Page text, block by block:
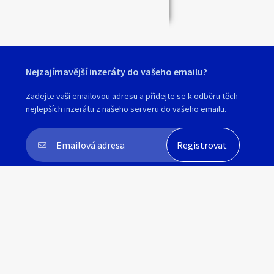
Nejzajímavější inzeráty do vašeho emailu?
Zadejte vaši emailovou adresu a přidejte se k odběru těch
nejlepších inzerátu z našeho serveru do vašeho emailu.